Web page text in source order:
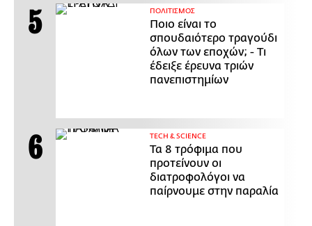
ΠΟΛΙΤΙΣΜΟΣ
Ποιο είναι το
σπουδαιότερο τραγούδι
όλων των εποχών; - Τι
έδειξε έρευνα τριών
πανεπιστημίων
ΤECH & SCIENCE
Τα 8 τρόφιμα που
προτείνουν οι
διατροφολόγοι να
παίρνουμε στην παραλία